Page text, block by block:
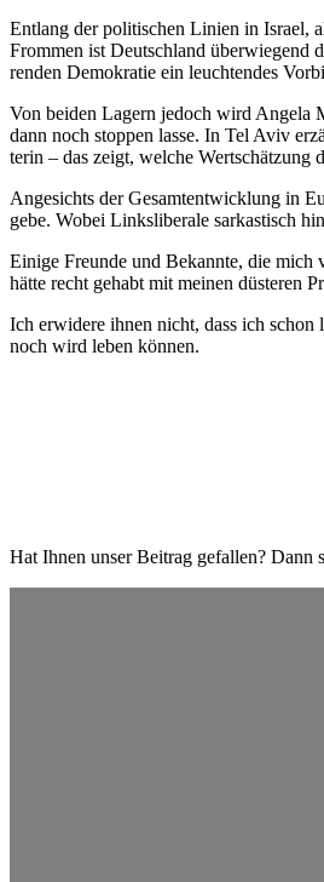
Entlang der politi­schen Linien in Israel,
Frommen ist Deutschland überwiegend
renden Demokratie ein leuch­tendes
Von beiden Lagern jedoch wird Angela
dann noch stoppen lasse. In Tel Aviv
terin – das zeigt, welche Wertschätzung
Angesichts der Gesamt­ent­wicklung in
gebe. Wobei Links­li­berale sarkas­tisch
Einige Freunde und Bekannte, die mich
hätte recht gehabt mit meinen düsteren
Ich erwidere ihnen nicht, dass ich
noch wird leben können.
Hat Ihnen unser Beitrag gefallen? Dann